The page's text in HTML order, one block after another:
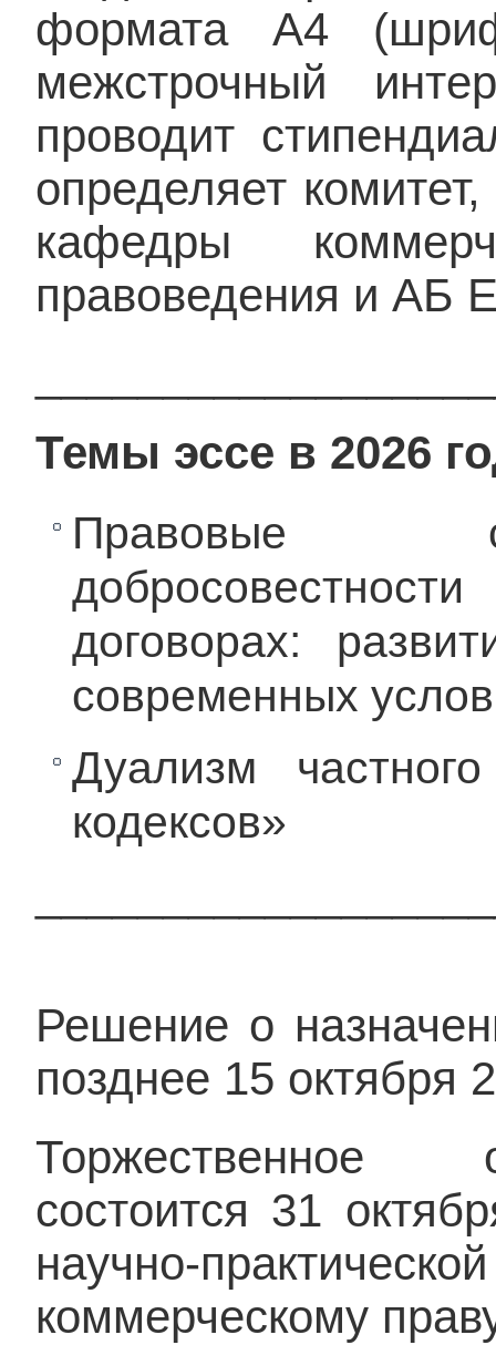
формата А4
межстрочный
проводит
определяет
кафедры
правоведения и
Темы эссе в 2026
Правовые
договорах:
современных
Дуализм
кодексов»
Решение о
позднее 15 октября
Торжественное
состоится 31
научно-
коммерческому